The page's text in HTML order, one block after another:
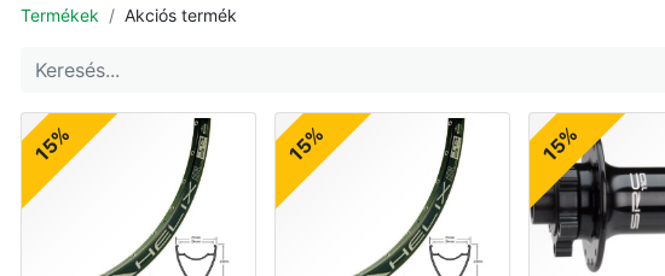
Termékek Akciós termék
15% 15% 15%